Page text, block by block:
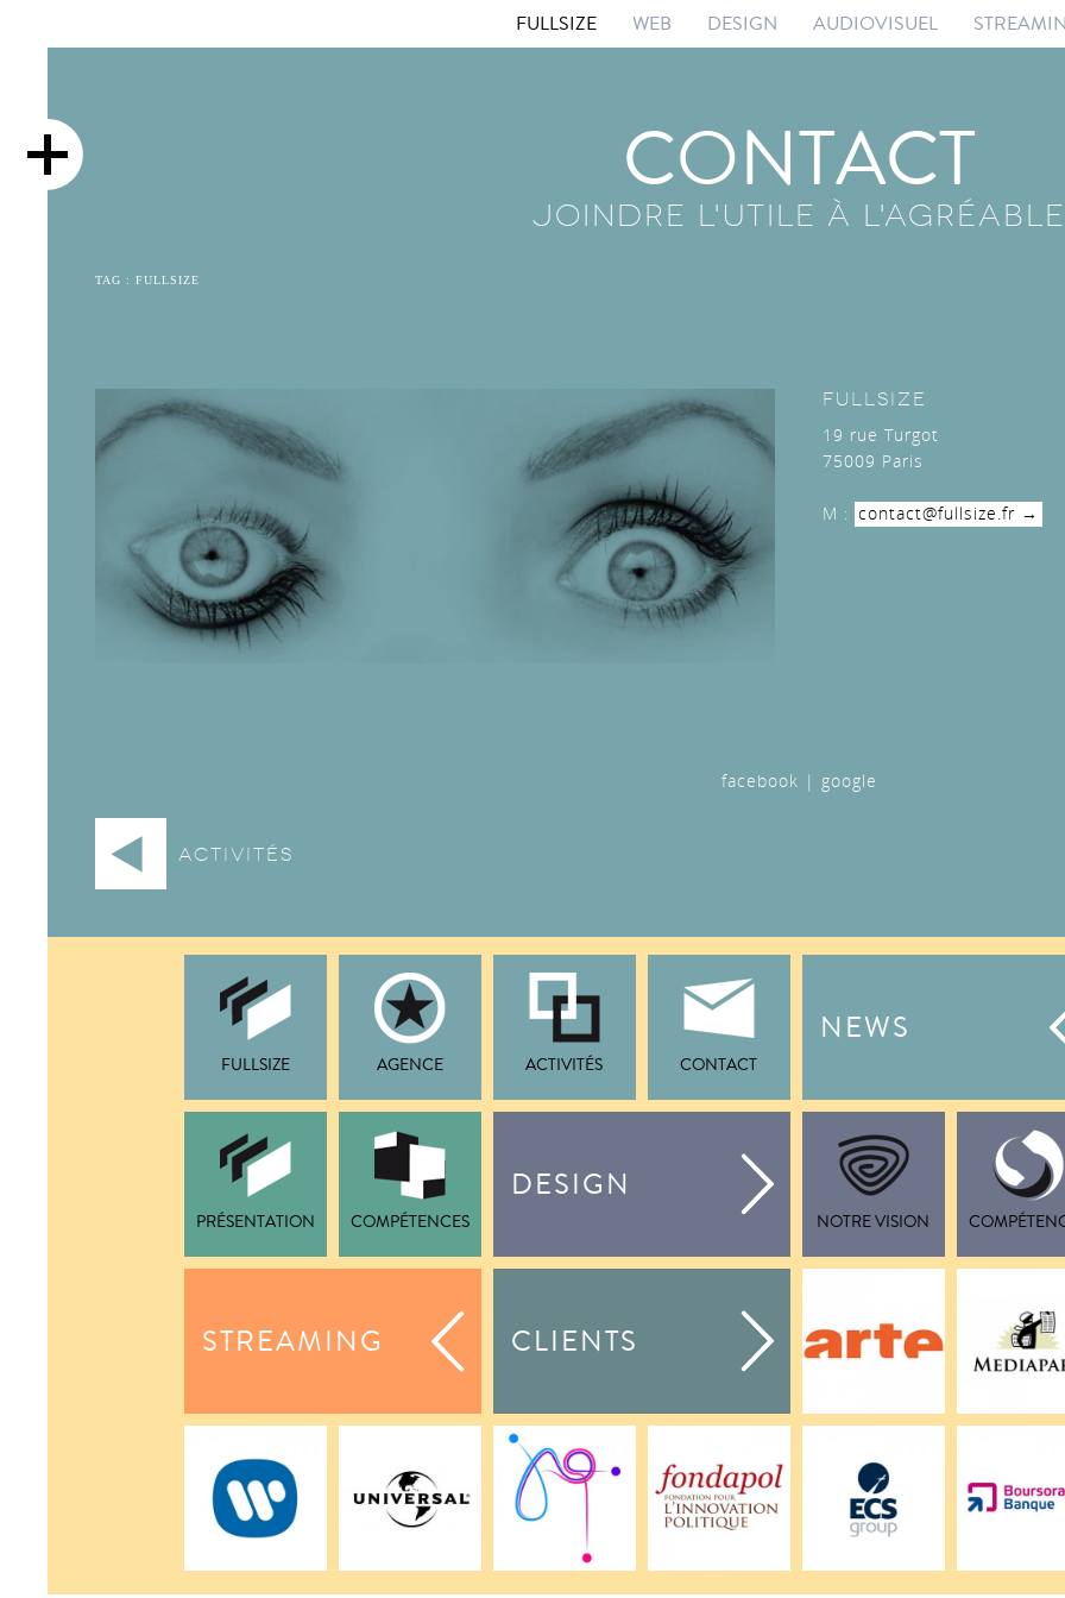
FULLSIZE WEB DESIGN AUDIOVISUEL
CONTACT
JOINDRE L'UTILE À L'AGRÉABLE
TAG : FULLSIZE
FULLSIZE
19 rue Turgot
75009 Paris
M : contact@fullsize.fr
facebook | google
activités
FULLSIZE AGENCE ACTIVITÉS CONTACT
NEWS
PRÉSENTATION COMPÉTENCES
DESIGN
NOTRE VISION
STREAMING CLIENTS
ARTE